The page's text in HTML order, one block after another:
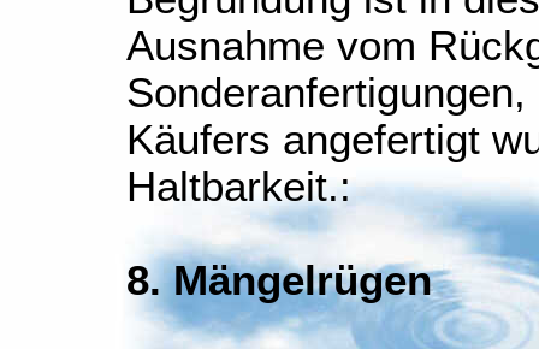
Ausnahme vom
Käufers angefertigt
Haltbarkeit.:
8. Mängelrügen